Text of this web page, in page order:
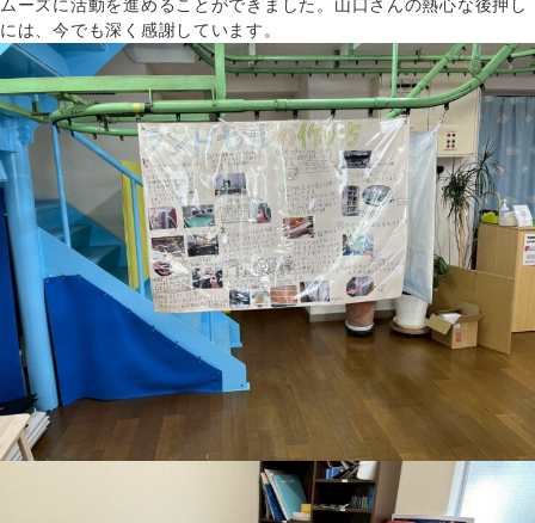
ムーズに活動を進めることができました。山口さんの熱心な後押し
には、今でも深く感謝しています。